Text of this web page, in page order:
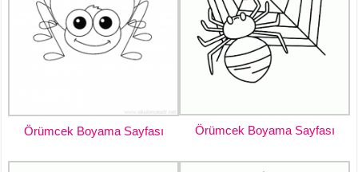
Örümcek Boyama Sayfası Örümcek Boyama Sayfası